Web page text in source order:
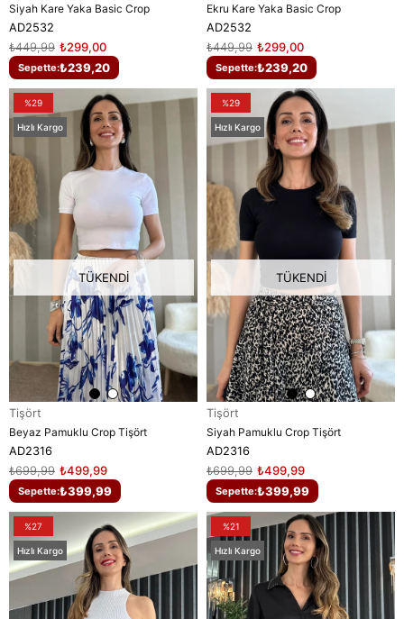
Siyah Kare Yaka Basic Crop
AD2532
₺299,00
₺449,99
Sepette:₺239,20
Ekru Kare Yaka Basic Crop
AD2532
₺299,00
₺449,99
Sepette:₺239,20
TÜKENDI
Tişört
Beyaz Pamuklu Crop Tişört
AD2316
₺499,99
₺699,99
Sepette:₺399,99
%29
Hızlı Kargo
TÜKENDI
Tişört
Siyah Pamuklu Crop Tişört
AD2316
₺499,99
₺699,99
Sepette:₺399,99
%29
Hızlı Kargo
%27
Hızlı Kargo
%21
Hızlı Kargo